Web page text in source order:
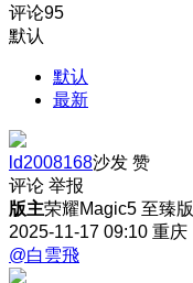
评论95
默认
默认
最新
ld2008168沙发 赞
评论 举报
版主荣耀Magic5 至臻版
2025-11-17 09:10 重庆
@白雲飛